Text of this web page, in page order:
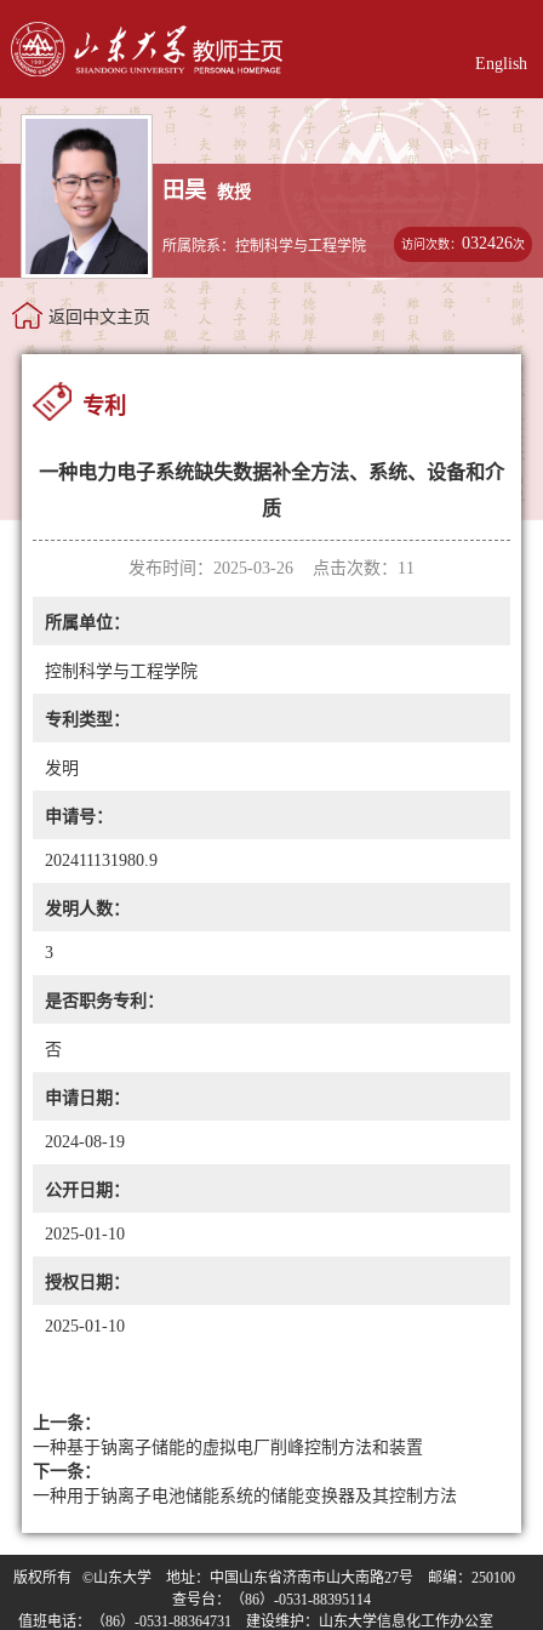
English
田昊 教授
所属院系：控制科学与工程学院 访问次数：032426次
返回中文主页
专利
一种电力电子系统缺失数据补全方法、系统、设备和介
质
发布时间：2025-03-26 点击次数： 11
所属单位：
控制科学与工程学院
专利类型：
发明
申请号：
202411131980.9
发明人数：
3
是否职务专利：
否
申请日期：
2024-08-19
公开日期：
2025-01-10
授权日期：
2025-01-10
上一条：
一种基于钠离子储能的虚拟电厂削峰控制方法和装置
下一条：
一种用于钠离子电池储能系统的储能变换器及其控制方法
版权所有 ©山东大学 地址：中国山东省济南市山大南路27号 邮编：250100
查号台：（86）-0531-88395114
值班电话：（86）-0531-88364731 建设维护：山东大学信息化工作办公室